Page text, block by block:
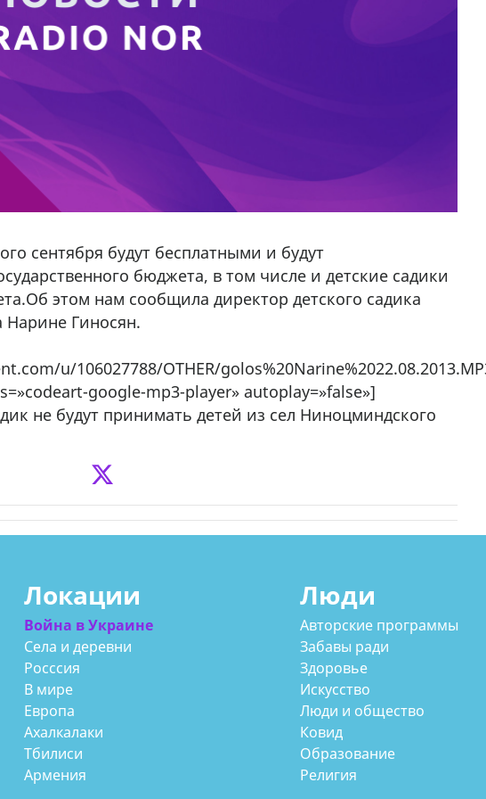
сентября будут бесплатными и будут
бюджета, в том числе и детские садики
этом нам сообщила директор детского садика
Нарине Гиносян.
u/106027788/OTHER/
google-mp3-player» autoplay=»false»]
не будут принимать детей из сел Ниноцминдского
Локации
Война в Украине
Села и деревни
Росссия
В мире
Европа
Ахалкалаки
Тбилиси
Армения
Люди
Авторские программы
Забавы ради
Здоровье
Искусство
Люди и общество
Ковид
Образование
Религия